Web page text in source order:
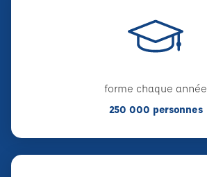
forme chaque année
250 000 personnes